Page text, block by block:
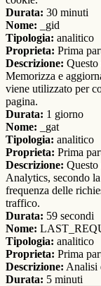
Durata: 30 minuti
Nome: _gid
Tipologia: analitico
Proprieta: Prima
Descrizione:
Memorizza e
viene utilizzato per
pagina.
Durata: 1 giorno
Nome: _gat
Tipologia: analitico
Proprieta: Prima
Descrizione:
Analytics, secondo
frequenza delle
traffico.
Durata: 59 secondi
Nome:
Tipologia: analitico
Proprieta: Prima
Descrizione: Analisi
Durata: 5 minuti